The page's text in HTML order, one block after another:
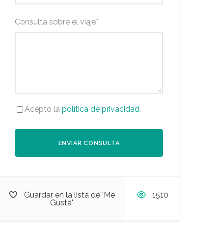
Consulta sobre el viaje*
Acepto la política de privacidad.
Guardar en la lista de 'Me
Gusta'
1510